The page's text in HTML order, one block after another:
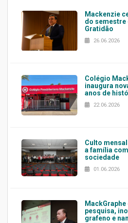
Mackenzie
do semestre
Gratidão
26.06.2026
Colégio
inaugura
anos de
22.06.2026
Culto
a família
sociedade
01.06.2026
pesquisa,
grafeno e